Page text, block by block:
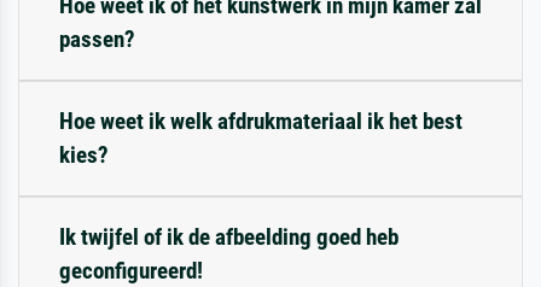
Hoe weet ik of het kunstwerk in mijn kamer zal
passen?
Hoe weet ik welk afdrukmateriaal ik het best
kies?
Ik twijfel of ik de afbeelding goed heb
geconfigureerd!